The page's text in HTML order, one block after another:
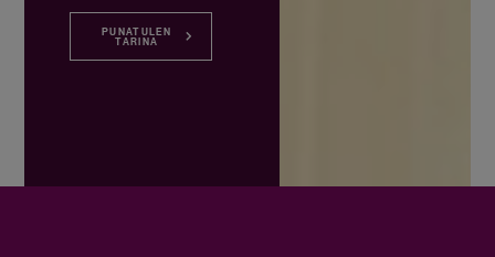
PUNATULEN
TARINA